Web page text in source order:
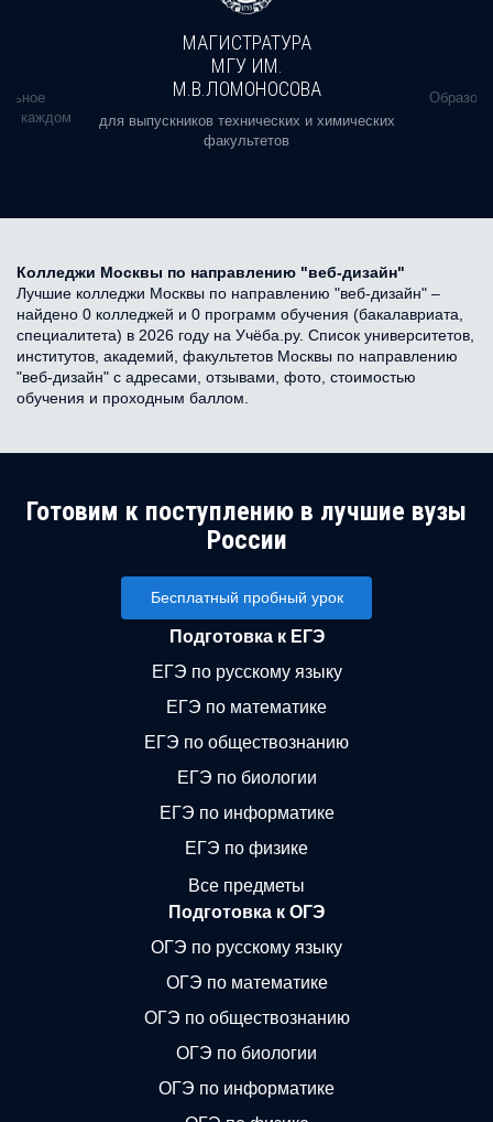
в каждом
МАГИСТРАТУРА
МГУ ИМ.
М.В.ЛОМОНОСОВА
для выпускников технических и химических
факультетов
Колледжи Москвы по направлению "веб-дизайн"
Лучшие колледжи Москвы по направлению "веб-дизайн" –
найдено 0 колледжей и 0 программ обучения (бакалавриата,
специалитета) в 2026 году на Учёба.ру. Список университетов,
институтов, академий, факультетов Москвы по направлению
"веб-дизайн" с адресами, отзывами, фото, стоимостью
обучения и проходным баллом.
Готовим к поступлению в лучшие вузы
России
Бесплатный пробный урок
Подготовка к ЕГЭ
ЕГЭ по русскому языку
ЕГЭ по математике
ЕГЭ по обществознанию
ЕГЭ по биологии
ЕГЭ по информатике
ЕГЭ по физике
Все предметы
Подготовка к ОГЭ
ОГЭ по русскому языку
ОГЭ по математике
ОГЭ по обществознанию
ОГЭ по биологии
ОГЭ по информатике